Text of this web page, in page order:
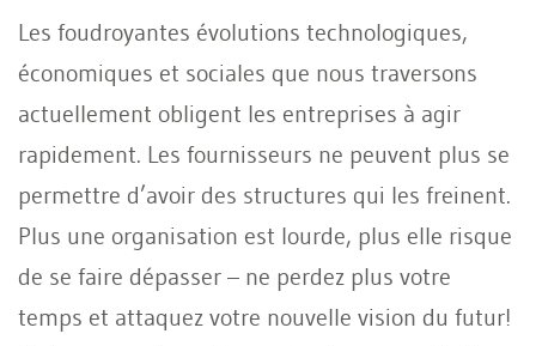
Les foudroyantes évolutions technologiques,
économiques et sociales que nous traversons
actuellement obligent les entreprises à agir
rapidement. Les fournisseurs ne peuvent plus se
permettre d’avoir des structures qui les freinent.
Plus une organisation est lourde, plus elle risque
de se faire dépasser – ne perdez plus votre
temps et attaquez votre nouvelle vision du futur!